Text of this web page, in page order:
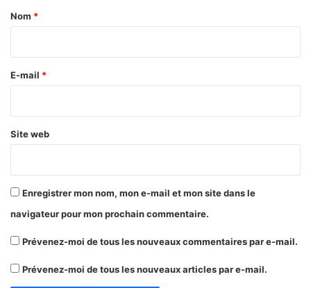
a
e
Nom *
E-mail *
Site web
Enregistrer mon nom, mon e-mail et mon site dans le
navigateur pour mon prochain commentaire.
Prévenez-moi de tous les nouveaux commentaires par e-mail.
Prévenez-moi de tous les nouveaux articles par e-mail.